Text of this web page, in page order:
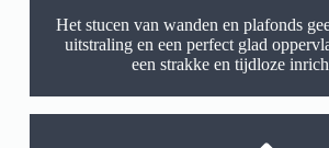
Het stucen van wanden en plafonds
uitstraling en een perfect glad
een strakke en tijdloze